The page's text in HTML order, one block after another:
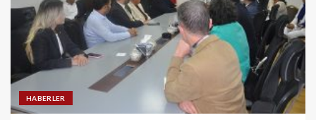
HABERLER